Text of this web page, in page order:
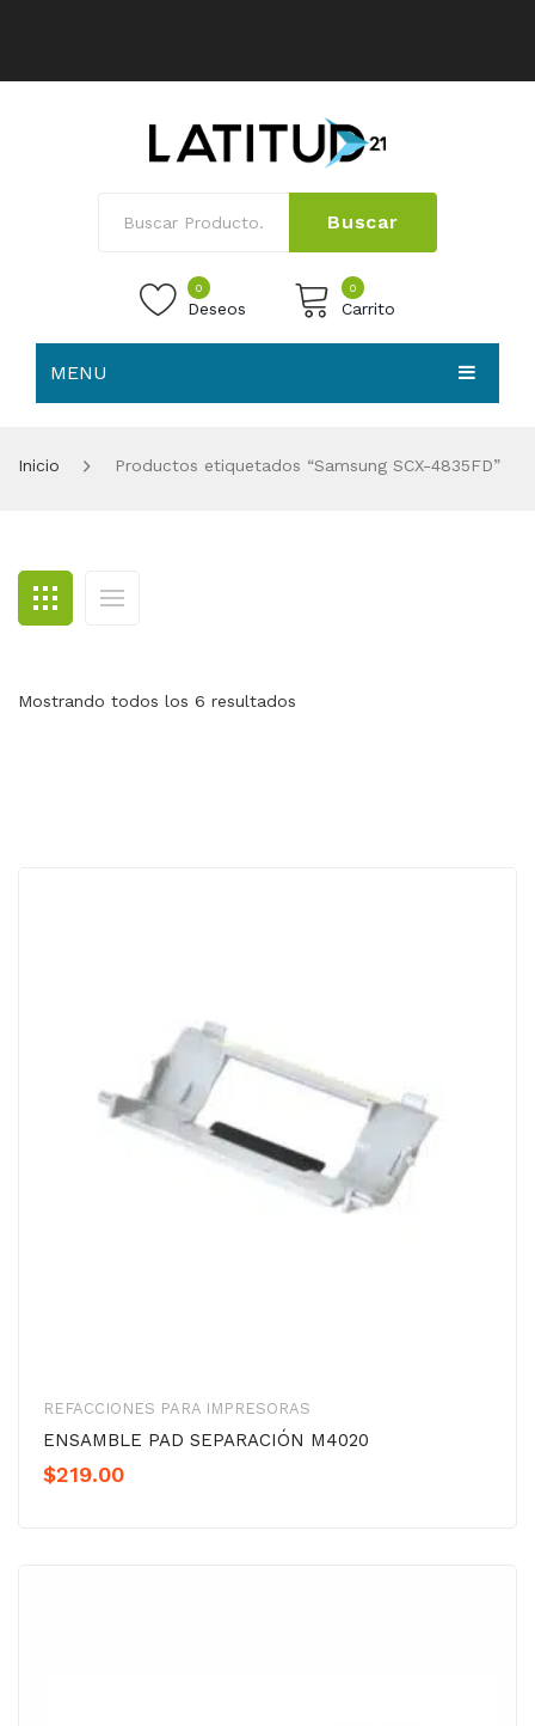
Buscar
0
Deseos
0
Carrito
MENU
BLOG
CONTACTO
Inicio Productos etiquetados “Samsung SCX-4835FD”
Mostrando todos los 6 resultados
REFACCIONES PARA IMPRESORAS
ENSAMBLE PAD SEPARACIÓN M4020
$219.00